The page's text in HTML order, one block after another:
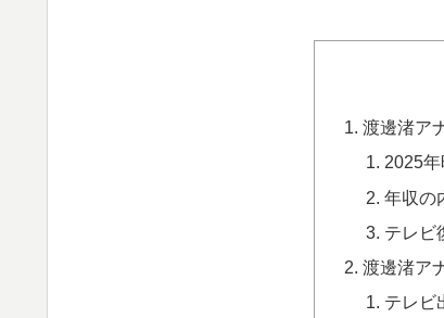
渡邊渚ア
2025
年収の
テレビ
渡邊渚ア
テレビ